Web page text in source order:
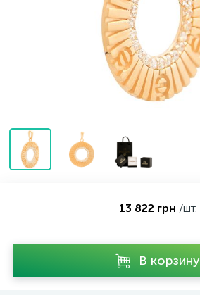
13 822 грн /шт.
В корзину
Серебряные колье
Серебряные цепочки
Серебряные сувениры